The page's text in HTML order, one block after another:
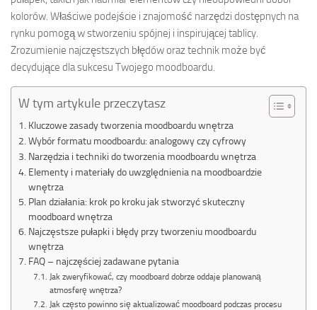
kolorów. Właściwe podejście i znajomość narzędzi dostępnych na
rynku pomogą w stworzeniu spójnej i inspirującej tablicy.
Zrozumienie najczęstszych błędów oraz technik może być
decydujące dla sukcesu Twojego moodboardu.
W tym artykule przeczytasz
Kluczowe zasady tworzenia moodboardu wnętrza
Wybór formatu moodboardu: analogowy czy cyfrowy
Narzędzia i techniki do tworzenia moodboardu wnętrza
Elementy i materiały do uwzględnienia na moodboardzie
wnętrza
Plan działania: krok po kroku jak stworzyć skuteczny
moodboard wnętrza
Najczęstsze pułapki i błędy przy tworzeniu moodboardu
wnętrza
FAQ – najczęściej zadawane pytania
Jak zweryfikować, czy moodboard dobrze oddaje planowaną
atmosferę wnętrza?
Jak często powinno się aktualizować moodboard podczas procesu